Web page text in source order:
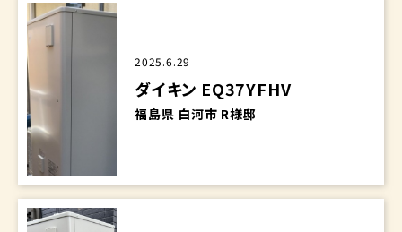
2025.6.29
ダイキン EQ37YFHV
福島県 白河市 R様邸